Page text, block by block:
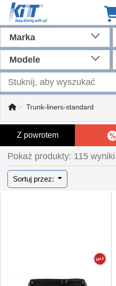
Marka
Modele
Trunk-liners-standard
Z powrotem
Pokaż produkty: 115 wyniki
Sortuj przez: